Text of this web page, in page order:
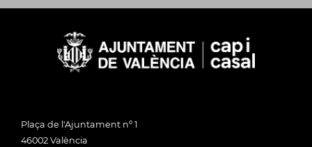
Plaça de l'Ajuntament nº 1
46002 València